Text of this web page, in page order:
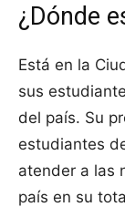
¿Dónde
Está en la
sus
del país. Su
estudiantes
atender a las
país en su